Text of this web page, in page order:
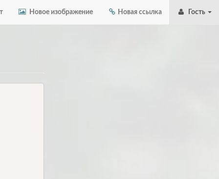
Новое изображение Новая ссылка Гость